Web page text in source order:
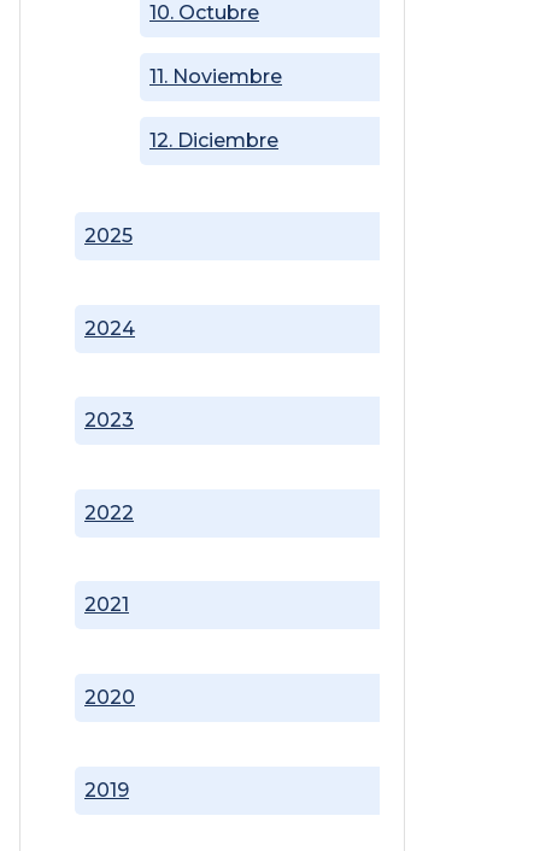
2019
2020
2021
2022
2023
2024
2025
10. Octubre
11. Noviembre
12. Diciembre